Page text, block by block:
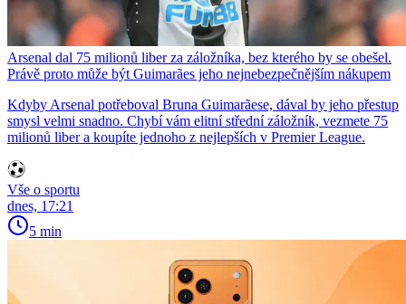
Arsenal dal 75 milionů liber za záložníka, bez kterého by se obešel.
Právě proto může být Guimarães jeho nejnebezpečnějším nákupem
Kdyby Arsenal potřeboval Bruna Guimarãese, dával by jeho přestup
smysl velmi snadno. Chybí vám elitní střední záložník, vezmete 75
milionů liber a koupíte jednoho z nejlepších v Premier League.
Vše o sportu
dnes, 17:21
5 min